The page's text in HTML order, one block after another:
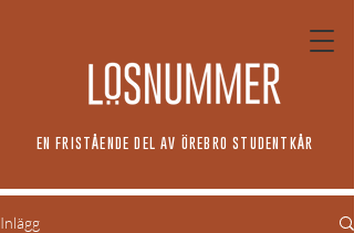
EN FRISTÅENDE DEL AV ÖREBRO STUDENTKÅR
Inlägg